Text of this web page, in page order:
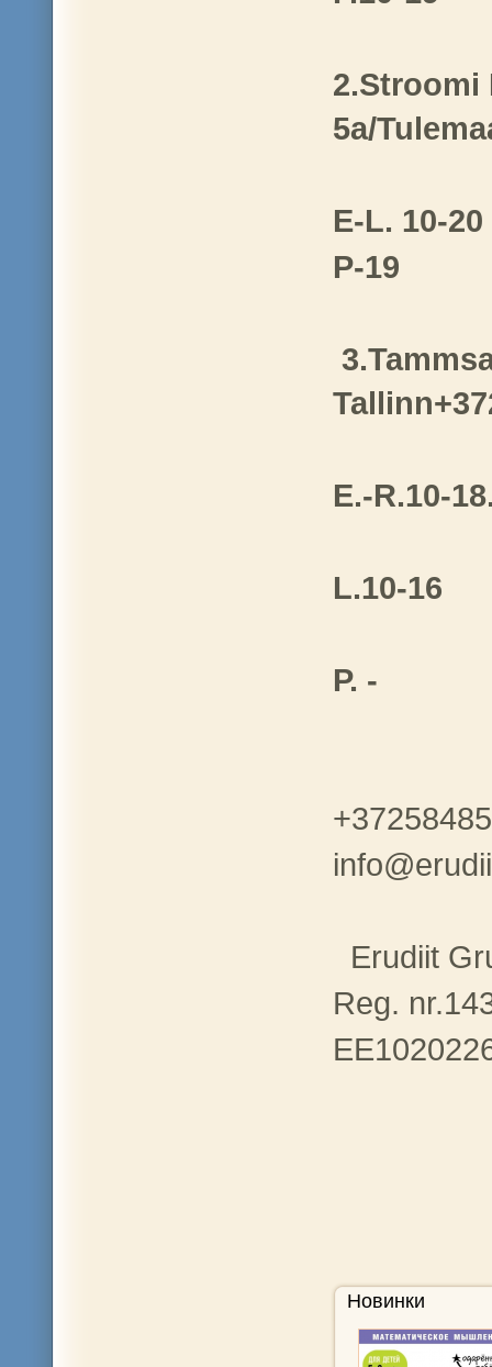
2.Stroomi
5a/
E-L. 10-20
P-19
E.-R.10-
L.10-16
P. -
Erudiit
Reg.
Новинки